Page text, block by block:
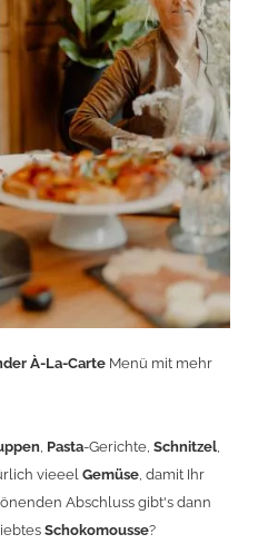
À-La-Carte Menü mit mehr
Pasta-Gerichte, Schnitzel
vieeel Gemüse , damit Ihr
Abschluss gibt's dann
Schokomousse?